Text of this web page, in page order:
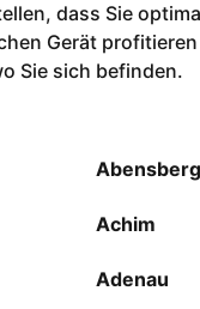
dass Sie
Gerät
Sie sich befinden.
Abensberg
Achim
Adenau